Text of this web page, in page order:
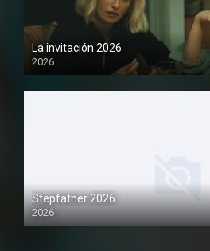
La invitación 2026
2026
1080P
Stepfather 2026
2026
1080P